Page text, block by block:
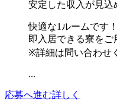
安定した収入が見込
快適な1ルームです！
即入居できる寮をご
※詳細は問い合わせ
...
応募へ進む詳しく